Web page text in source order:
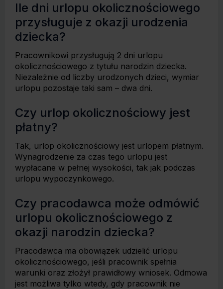
Ile dni urlopu okolicznościowego
przysługuje z okazji urodzenia
dziecka?
Pracownikowi przysługują 2 dni urlopu
okolicznościowego z tytułu narodzin dziecka.
Niezależnie od liczby urodzonych dzieci, wymiar
urlopu pozostaje taki sam – dwa dni.
Czy urlop okolicznościowy jest
płatny?
Tak, urlop okolicznościowy jest urlopem płatnym.
Wynagrodzenie za czas tego urlopu jest
wypłacane w pełnej wysokości, tak jak podczas
urlopu wypoczynkowego.
Czy pracodawca może odmówić
urlopu okolicznościowego z
okazji narodzin dziecka?
Pracodawca ma obowiązek udzielić urlopu
okolicznościowego, jeśli pracownik spełnia
warunki oraz złożył prawidłowy wniosek. Odmowa
jest możliwa tylko wtedy, gdy pracownik nie